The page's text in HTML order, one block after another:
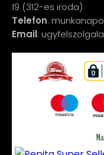
19 (312-es iroda)
Telefon:
Email: